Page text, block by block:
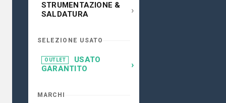
STRUMENTAZIONE &
SALDATURA
›
SELEZIONE USATO
OUTLET
USATO
GARANTITO
›
MARCHI